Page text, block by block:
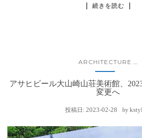
続きを読む
ARCHITECTURE ...
アサヒビール大山崎山荘美術館、
変更へ
投稿日: 2023-02-28 by